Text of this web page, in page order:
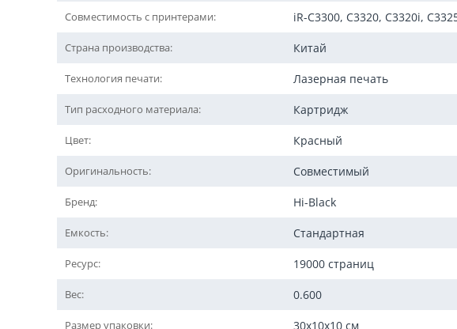
Совместимость с принтерами: iR-C3300, C3320, C3320i,
Страна производства: Китай
Технология печати: Лазерная печать
Тип расходного материала: Картридж
Цвет: Красный
Оригинальность: Совместимый
Бренд: Hi-Black
Емкость: Стандартная
Ресурс: 19000 страниц
Вес: 0.600
Размер упаковки: 30x10x10 см